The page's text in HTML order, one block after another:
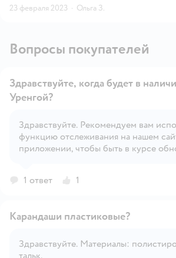
23 февраля 2023 · Ольга З.
Вопросы покупателей
Открыть
Здравствуйте, когда будет в
Уренгой?
Здравствуйте. Рекомендуем вам
функцию отслеживания на нашем
приложении, чтобы быть в курсе
1 ответ
1
Карандаши пластиковые?
Здравствуйте. Материалы:
тальк.